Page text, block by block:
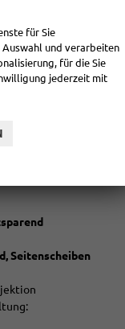
mit
für ebene
Reifen
Seitenscheiben
für Sie
und verarbeiten
für die Sie
jederzeit mit